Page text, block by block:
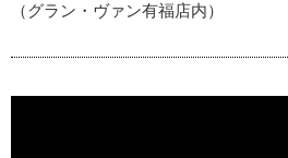
（グラン・ヴァン有福店内）